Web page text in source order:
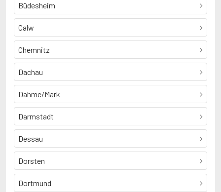
Büdesheim
Calw
Chemnitz
Dachau
Dahme/Mark
Darmstadt
Dessau
Dorsten
Dortmund